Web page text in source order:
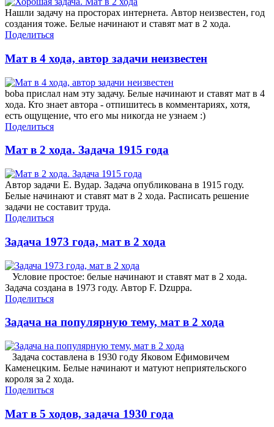
Нашли задачу на просторах интернета. Автор неизвестен, год
создания тоже. Белые начинают и ставят мат в 2 хода.
Поделиться
Мат в 4 хода, автор задачи неизвестен
boba прислал нам эту задачу. Белые начинают и ставят мат в 4
хода. Кто знает автора - отпишитесь в комментариях, хотя,
есть ощущение, что его мы никогда не узнаем :)
Поделиться
Мат в 2 хода. Задача 1915 года
Автор задачи Е. Вудар. Задача опубликована в 1915 году.
Белые начинают и ставят мат в 2 хода. Расписать решение
задачи не составит труда.
Поделиться
Задача 1973 года, мат в 2 хода
Условие простое: белые начинают и ставят мат в 2 хода.
Задача создана в 1973 году. Автор F. Dzuppa.
Поделиться
Задача на популярную тему, мат в 2 хода
Задача составлена в 1930 году Яковом Ефимовичем
Каменецким. Белые начинают и матуют неприятельского
короля за 2 хода.
Поделиться
Мат в 5 ходов, задача 1930 года